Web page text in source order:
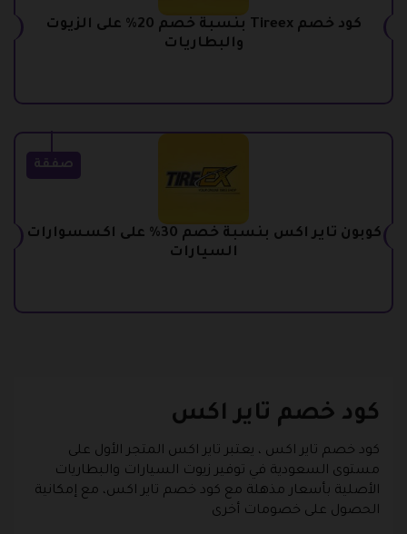
كود خصم Tireex بنسبة خصم 20% على الزيوت
والبطاريات
صفقة
كوبون تاير اكس بنسبة خصم 30% على اكسسوارات
السيارات
كود خصم تاير اكس
كود خصم تاير اكس ، يعتبر تاير اكس المتجر الأول على
مستوى السعودية في توفير زيوت السيارات والبطاريات
الأصلية بأسعار مذهلة مع كود خصم تاير اكس، مع إمكانية
الحصول على خصومات أخرى